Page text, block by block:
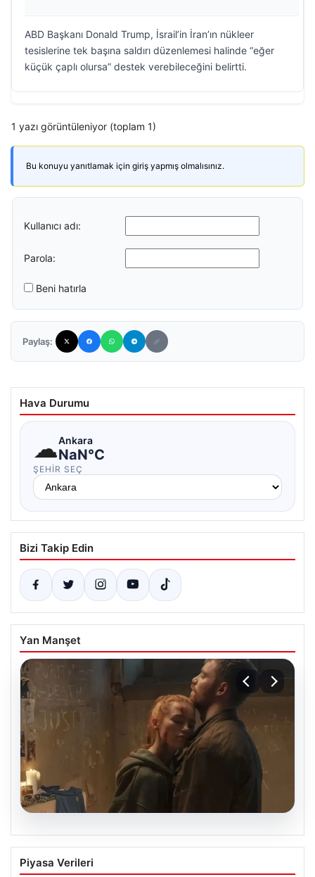
ABD Başkanı Donald Trump, İsrail’in İran’ın nükleer
tesislerine tek başına saldırı düzenlemesi halinde “eğer
küçük çaplı olursa” destek verebileceğini belirtti.
1 yazı görüntüleniyor (toplam 1)
Bu konuyu yanıtlamak için giriş yapmış olmalısınız.
Kullanıcı adı:
Parola:
Beni hatırla
Paylaş:
Hava Durumu
☁Ankara
NaN°C
ŞEHIR SEÇ
Bizi Takip Edin
Yan Manşet
06.08.2026
Sinemalarda bu hafta: 6 film
sinemaseverlerle buluşacak
Piyasa Verileri